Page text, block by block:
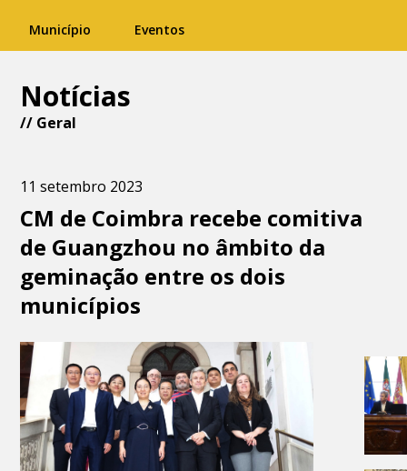
Município Eventos
Notícias
// Geral
11 setembro 2023
CM de Coimbra recebe comitiva
de Guangzhou no âmbito da
geminação entre os dois
municípios